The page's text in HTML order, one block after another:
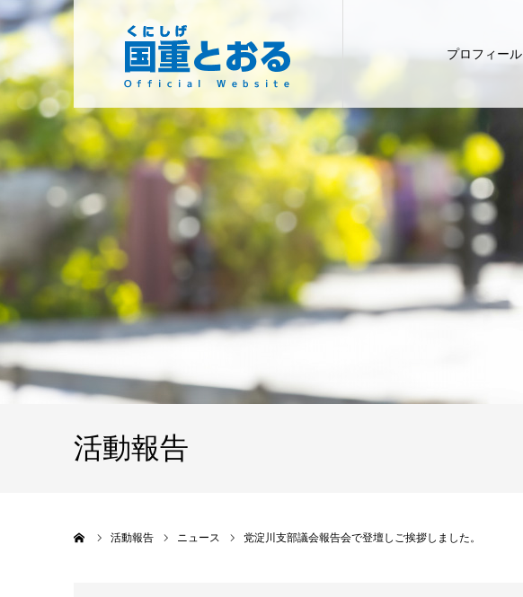
プロフィール
活動報告
活動報告 ニュース 党淀川支部議会報告会で登壇しご挨拶しました。